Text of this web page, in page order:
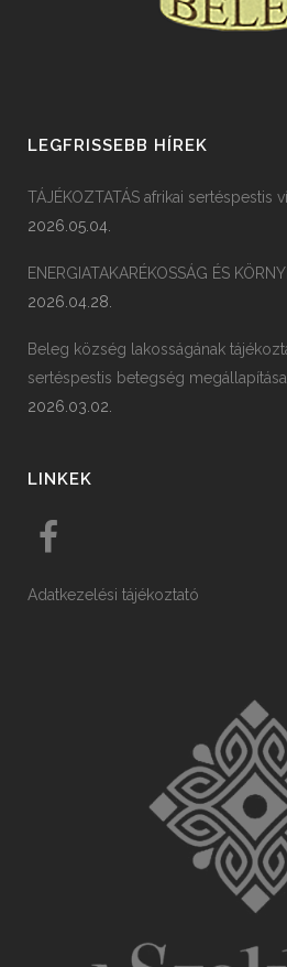
LEGFRISSEBB HÍREK
TÁJÉKOZTATÁS afrikai sertéspestis
2026.05.04.
ENERGIATAKARÉKOSSÁG ÉS
2026.04.28.
Beleg község lakosságának
sertéspestis betegség
2026.03.02.
LINKEK
Adatkezelési tájékoztató